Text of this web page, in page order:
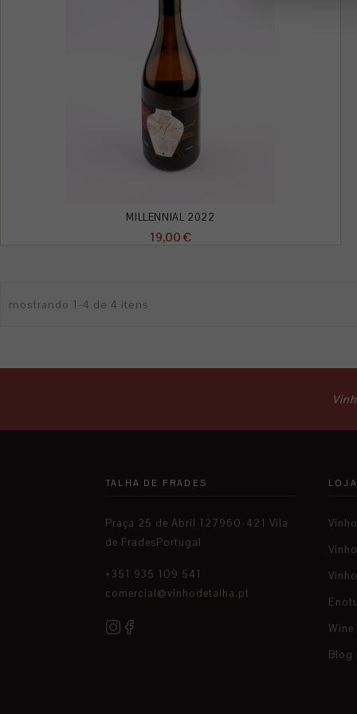
MILLENNIAL 2022
Preço
19,00 €
mostrando 1-4 de 4 itens
TALHA DE FRADES
Praça 25 de Abril 127960-421 Vila
de FradesPortugal
+351 935 109 541
comercial@vinhodetalha.pt
LOJA
Wine
Blog